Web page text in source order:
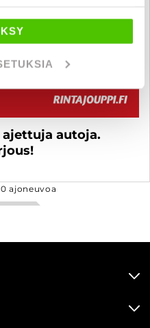
ajettuja autoja.
0 ajoneuvoa